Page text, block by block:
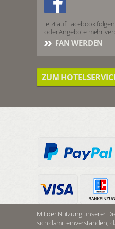
Jetzt auf Facebook
oder Angebote mehr
FAN WERDEN
ZUM
ZUM SHOP
Mit der Nutzung unserer
sich damit einverstanden,